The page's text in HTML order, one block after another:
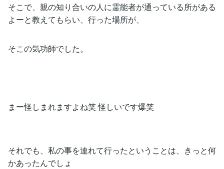
そこで、親の知り合いの人に霊能者が通っている所がある
よーと教えてもらい、行った場所が、
そこの気功師でした。
まー怪しまれますよね笑 怪しいです爆笑
それでも、私の事を連れて行ったということは、きっと何
かあったんでしょ